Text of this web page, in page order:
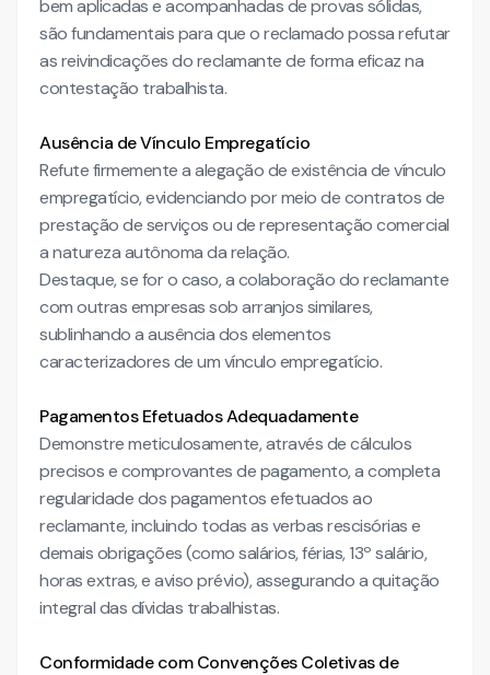
bem aplicadas e acompanhadas de provas sólidas,
são fundamentais para que o reclamado possa refutar
as reivindicações do reclamante de forma eficaz na
contestação trabalhista.
Ausência de Vínculo Empregatício
Refute firmemente a alegação de existência de vínculo
empregatício, evidenciando por meio de contratos de
prestação de serviços ou de representação comercial
a natureza autônoma da relação.
Destaque, se for o caso, a colaboração do reclamante
com outras empresas sob arranjos similares,
sublinhando a ausência dos elementos
caracterizadores de um vínculo empregatício.
Pagamentos Efetuados Adequadamente
Demonstre meticulosamente, através de cálculos
precisos e comprovantes de pagamento, a completa
regularidade dos pagamentos efetuados ao
reclamante, incluindo todas as verbas rescisórias e
demais obrigações (como salários, férias, 13º salário,
horas extras, e aviso prévio), assegurando a quitação
integral das dívidas trabalhistas.
Conformidade com Convenções Coletivas de